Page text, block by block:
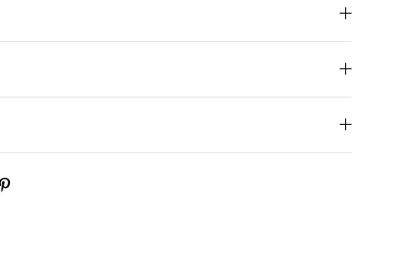
hareketlerle uygulayın. Vücut için; tüm vücuda eşit